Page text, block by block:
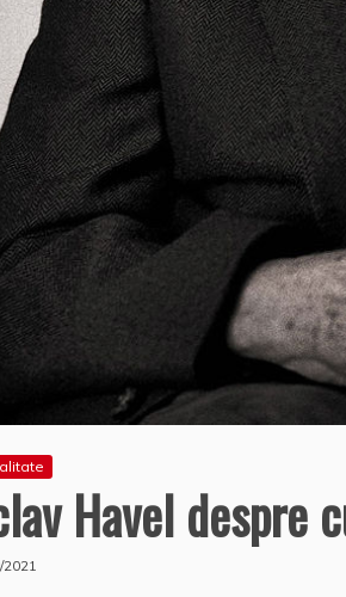
Havel despre
2021